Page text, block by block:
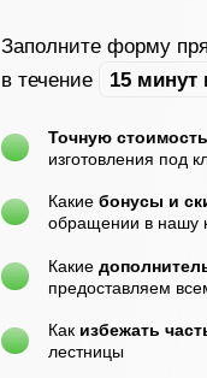
Заполните форму
в течение
15 минут
Точную стоимость
изготовления под
Какиебонусы и
обращении в нашу
Какие
предоставляем
Какизбежать
лестницы